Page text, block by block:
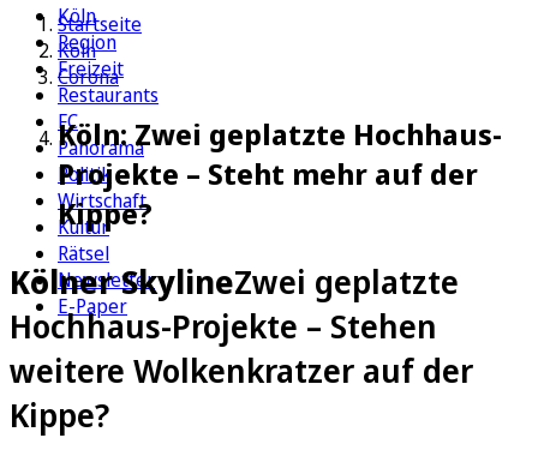
Köln
Region
Freizeit
Restaurants
FC
Panorama
Politik
Wirtschaft
Kultur
Rätsel
Newsletter
E-Paper
Startseite
Köln
Corona
Köln: Zwei geplatzte Hochhaus-
Projekte – Steht mehr auf der
Kippe?
Kölner SkylineZwei geplatzte
Hochhaus-Projekte – Stehen
weitere Wolkenkratzer auf der
Kippe?